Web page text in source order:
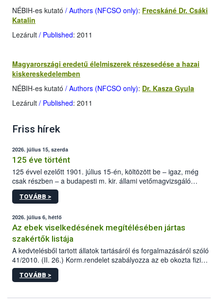
NÉBIH-es kutató / Authors (NFCSO only): Frecskáné Dr. Csáki
Katalin
Lezárult / Published: 2011
Magyarországi eredetű élelmiszerek részesedése a hazai
kiskereskedelemben
NÉBIH-es kutató / Authors (NFCSO only): Dr. Kasza Gyula
Lezárult / Published: 2011
Friss hírek
2026. július 15, szerda
125 éve történt
125 évvel ezelőtt 1901. július 15-én, költözött be – igaz, még
csak részben – a budapesti m. kir. állami vetőmagvizsgáló
állomás a Kis Rókus utca 15. szám alatti, Czigler Győző által
tervezett új épületébe.
TOVÁBB >
2026. július 6, hétfő
Az ebek viselkedésének megítélésében jártas
szakértők listája
A kedvtelésből tartott állatok tartásáról és forgalmazásáról szóló
41/2010. (II. 26.) Korm.rendelet szabályozza az eb okozta fizikai
sérülés, illetve ennek veszélye keletkezésekor felmerülő
hatósági feladatokat, valamint a veszélyes eb tartását és annak
vonni az ebek viselkedésének megítélésében jártas szakértőt.
TOVÁBB >